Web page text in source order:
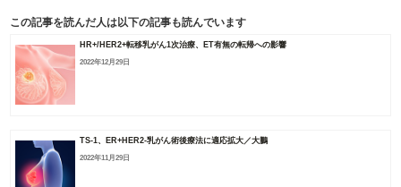
この記事を読んだ人は以下の記事も読んでいます
HR+/HER2+転移乳がん1次治療、ET有無の転帰への影響
2022年12月29日
TS-1、ER+HER2-乳がん術後療法に適応拡大／大鵬
2022年11月29日